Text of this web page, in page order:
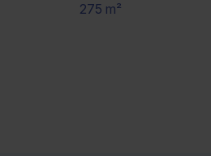
1 200 m² (divisibles)